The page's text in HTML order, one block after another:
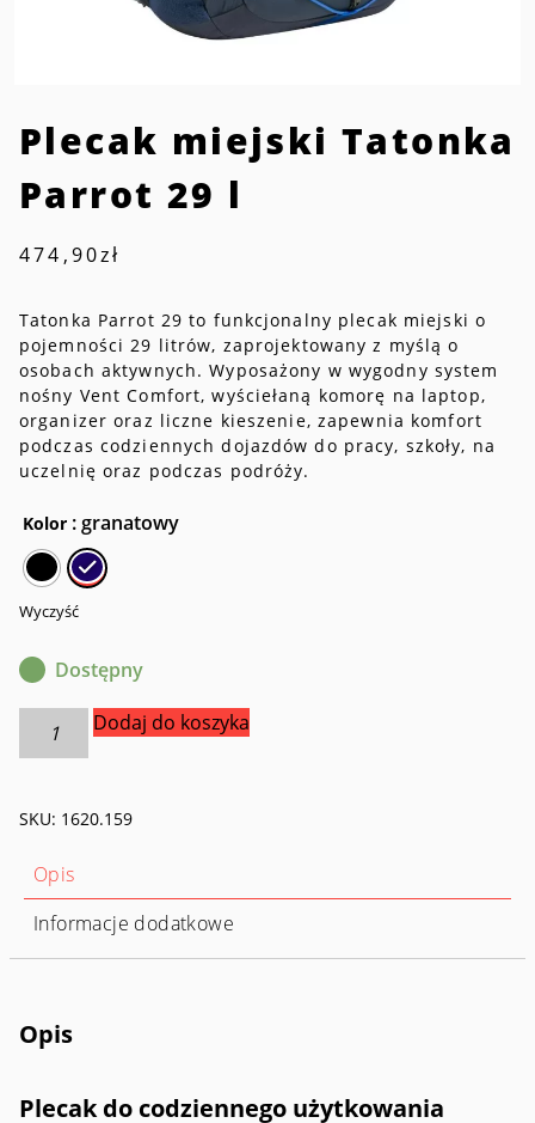
Plecak miejski Tatonka
Parrot 29 l
474,90zł
Tatonka Parrot 29 to funkcjonalny plecak miejski o
pojemności 29 litrów, zaprojektowany z myślą o
osobach aktywnych. Wyposażony w wygodny system
nośny Vent Comfort, wyściełaną komorę na laptop,
organizer oraz liczne kieszenie, zapewnia komfort
podczas codziennych dojazdów do pracy, szkoły, na
uczelnię oraz podczas podróży.
Kolor : granatowy
Wyczyść
Dostępny
Plecak
Parrot
Dodaj do koszyka
SKU: 1620.159
Opis
Informacje dodatkowe
Opis
Plecak do codziennego użytkowania